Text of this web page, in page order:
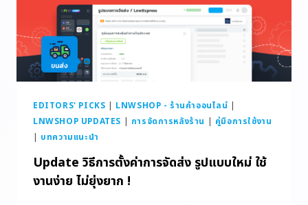
EDITORS' PICKS | LNWSHOP - ร้านค้าออนไลน์ |
LNWSHOP UPDATES | การจัดการหลังร้าน | คู่มือการใช้งาน
| บทความแนะนำ
Update วิธีการตั้งค่าการจัดส่ง รูปแบบใหม่ ใช้
งานง่าย ไม่ยุ่งยาก !